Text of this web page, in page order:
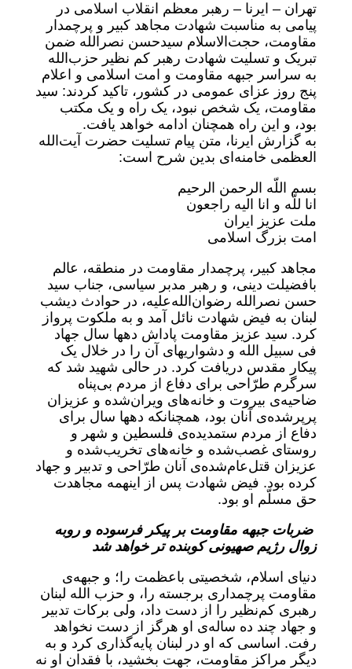
تهران – ایرنا – رهبر معظم انقلاب اسلامی در
پیامی به مناسبت شهادت مجاهد کبیر و پرچمدار
مقاومت، حجت‌الاسلام سیدحسن نصرالله ضمن
تبریک و تسلیت شهادت رهبر کم نظیر حزب‌الله
به سراسر جبهه مقاومت و امت اسلامی و اعلام
پنج روز عزای عمومی در کشور، تاکید کردند: سید
مقاومت، یک شخص نبود، یک راه و یک مکتب
بود، و این راه همچنان ادامه خواهد یافت.
به گزارش ایرنا، متن پیام تسلیت حضرت آیت‌الله
العظمی خامنه‌ای بدین شرح است:
بسم اللّه الرحمن الرحیم
انا للّه و انا الیه راجعون
ملت عزیز ایران
امت بزرگ اسلامی
مجاهد کبیر، پرچمدار مقاومت در منطقه، عالم
بافضیلت دینی، و رهبر مدبر سیاسی، جناب سید
حسن نصرالله رضوان‌الله‌علیه، در حوادث دیشب
لبنان به فیض شهادت نائل آمد و به ملکوت پرواز
کرد. سید عزیز مقاومت پاداش دهها سال جهاد
فی سبیل الله و دشواریهای آن را در خلال یک
پیکار مقدس دریافت کرد. در حالی شهید شد که
سرگرم طرّاحی برای دفاع از مردم بی‌پناه
ضاحیه‌ی بیروت و خانه‌های ویران‌شده و عزیزان
پرپرشده‌ی آنان بود، همچنانکه دهها سال برای
دفاع از مردم ستمدیده‌ی فلسطین و شهر و
روستای غصب‌شده و خانه‌های تخریب‌شده و
عزیزان قتل‌عام‌شده‌ی آنان طرّاحی و تدبیر و جهاد
کرده بود. فیض شهادت پس از اینهمه مجاهدت
حق مسلّم او بود.
ضربات جبهه مقاومت بر پیکر فرسوده و روبه
زوال رژیم صهیونی کوبنده تر خواهد شد
دنیای اسلام، شخصیتی باعظمت را؛ و جبهه‌ی
مقاومت پرچمداری برجسته را، و حزب الله لبنان
رهبری کم‌نظیر را از دست داد، ولی برکات تدبیر
و جهاد چند ده ساله‌ی او هرگز از دست نخواهد
رفت. اساسی که او در لبنان پایه‌گذاری کرد و به
دیگر مراکز مقاومت، جهت بخشید، با فقدان او نه